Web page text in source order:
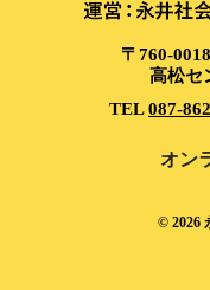
〒760-
高松セ
TEL087-
オン
© 2026